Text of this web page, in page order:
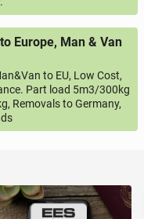
Europe, Man & Van
to EU, Low Cost,
Part load 5m3/300kg
Removals to Germany,